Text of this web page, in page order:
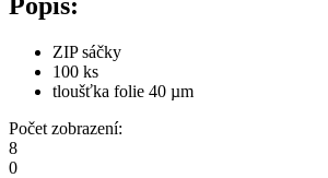
ZIP sáčky
100 ks
tloušťka folie 40 µm
Počet zobrazení:
8
0